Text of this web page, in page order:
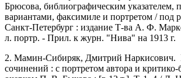
Брюсова, библиографическим указателем,
вариантами, факсимиле и портретом / под
Санкт-Петербург : издание Т-ва А. Ф.
л. портр. - Прил. к журн. "Нива" на 1913 г.
2. Мамин-Сибиряк, Дмитрий Наркисович.
сочинений : с портретом автора и